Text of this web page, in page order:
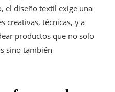
el diseño textil exige una
creativas, técnicas, y a
productos que no solo
sino también